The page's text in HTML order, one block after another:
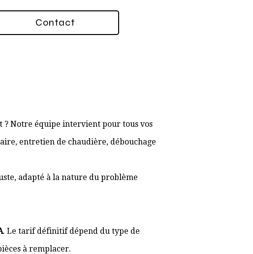
Contact
Notre équipe intervient pour tous vos
entretien de chaudière, débouchage
adapté à la nature du problème
. Le tarif définitif dépend du type de
à remplacer.